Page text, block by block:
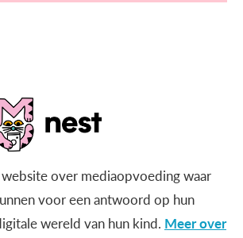
over mediaopvoeding waar
voor een antwoord op hun
wereld van hun kind. Meer over